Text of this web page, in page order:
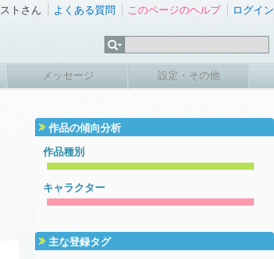
トさん よくある質問 このページのヘルプ ログイン
メッセージ 設定・その他
作品の傾向分析
作品種別
キャラクター
主な登録タグ